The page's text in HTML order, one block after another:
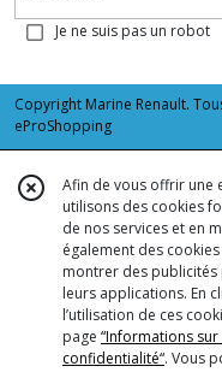
Je ne suis pas un robot
Copyright Marine Renault.
eProShopping
Afin de vous offrir une
utilisons des cookies
de nos services et en
également des
montrer des publicités
leurs applications. En
l’utilisation de ces
page “Informations sur
confidentialité“. Vous